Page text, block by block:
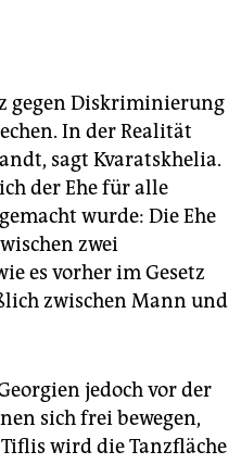
gegen Diskriminierung
In der Realität
sagt Kvaratskhelia.
der Ehe für alle
wurde: Die Ehe
zwei
es vorher im Gesetz
zwischen Mann und
jedoch vor der
sich frei bewegen,
wird die Tanzfläche